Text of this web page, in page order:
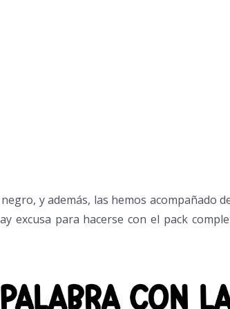
y además, las hemos acompañado
excusa para hacerse con el pack